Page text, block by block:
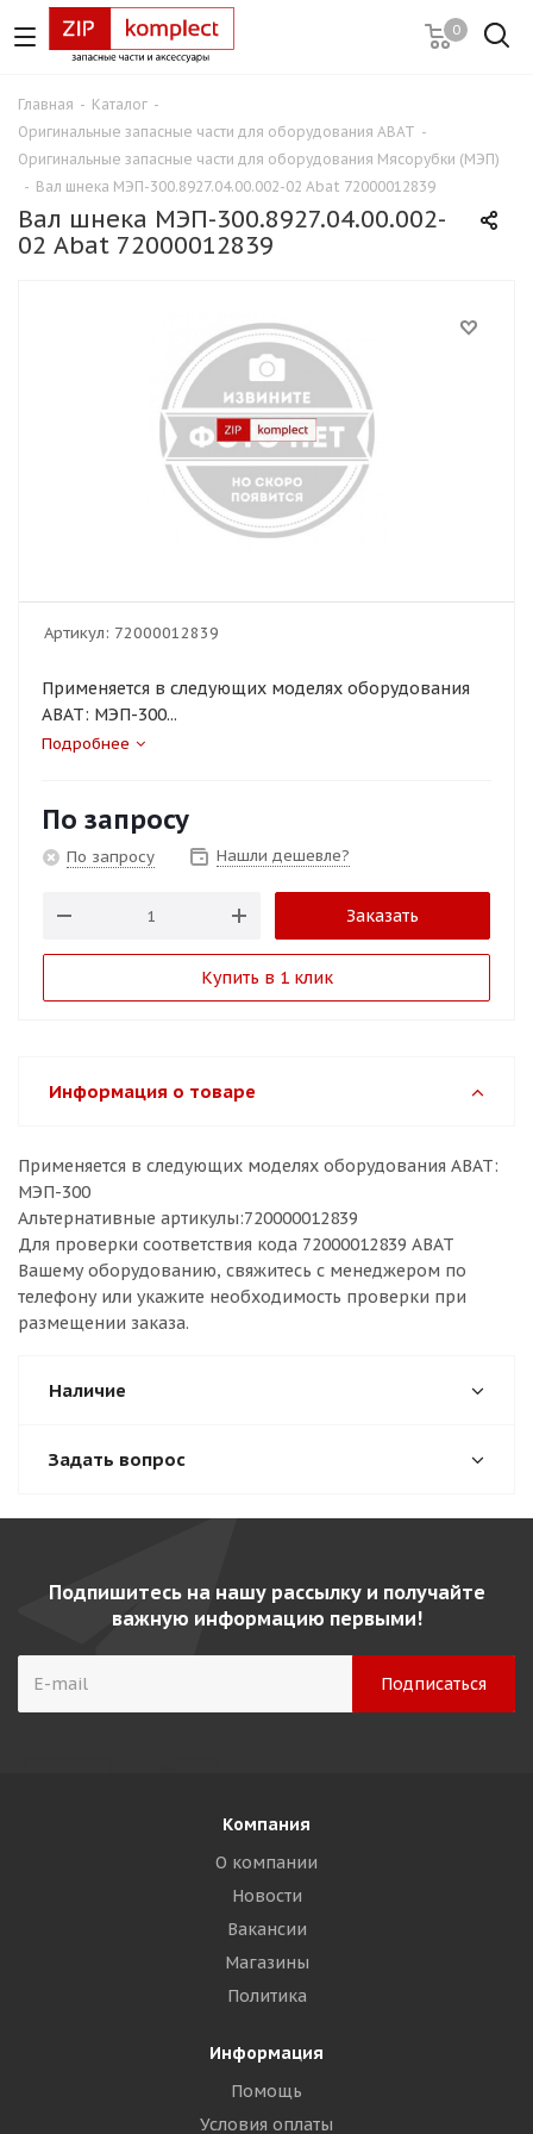
0
Главная - Каталог -
Оригинальные запасные части для оборудования ABAT -
Оригинальные запасные части для оборудования Мясорубки (МЭП)
- Вал шнека МЭП-300.8927.04.00.002-02 Abat 72000012839
Вал шнека МЭП-300.8927.04.00.002-
02 Abat 72000012839
Артикул: 72000012839
Применяется в следующих моделях оборудования
ABAT: МЭП-300...
Подробнее
По запросу
По запросу Нашли дешевле?
Заказать
Купить в 1 клик
Информация о товаре
Применяется в следующих моделях оборудования ABAT:
МЭП-300
Альтернативные артикулы:720000012839
Для проверки соответствия кода 72000012839 ABAT
Вашему оборудованию, свяжитесь с менеджером по
телефону или укажите необходимость проверки при
размещении заказа.
Наличие
Задать вопрос
Подпишитесь на нашу рассылку и получайте
важную информацию первыми!
Компания
О компании
Новости
Вакансии
Магазины
Политика
Информация
Помощь
Условия оплаты